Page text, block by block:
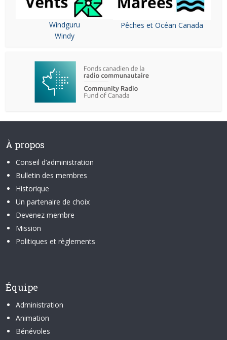
Windguru
Windy
Pêches et Océan Canada
À propos
Conseil d’administration
Bulletin des membres
Historique
Un partenaire de choix
Devenez membre
Mission
Politiques et règlements
Équipe
Administration
Animation
Bénévoles